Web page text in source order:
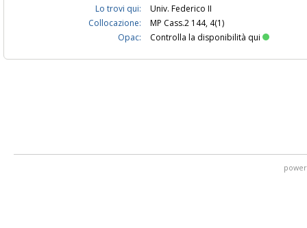
Lo trovi qui:
Univ. Federico II
Collocazione:
MP Cass.2 144, 4(1)
Opac:
Controlla la disponibilità qui